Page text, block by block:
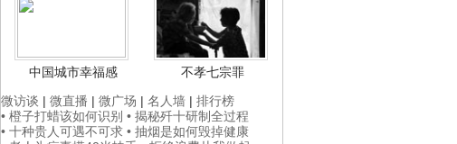
中国城市幸福感
不孝七宗罪
微访谈 | 微直播 | 微广场 | 名人墙 | 排行榜
• 橙子打蜡该如何识别 • 揭秘歼十研制全过程
• 十种贵人可遇不可求 • 抽烟是如何毁掉健康